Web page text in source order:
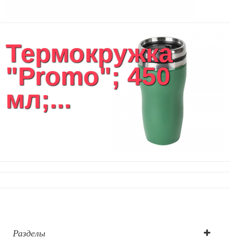
Термокружка
"Promo"; 450
мл;...
Разделы